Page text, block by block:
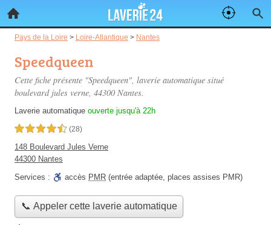
Pays de la Loire > Loire-Atlantique > Nantes
Speedqueen
Cette fiche présente "Speedqueen", laverie automatique situé
boulevard jules verne, 44300 Nantes.
Laverie automatique ouverte jusqu'à 22h
4,5 étoiles sur 5 (28)
148 Boulevard Jules Verne
44300 Nantes
Services :
accès PMR (entrée adaptée, places assises PMR)
📞 Appeler cette laverie automatique